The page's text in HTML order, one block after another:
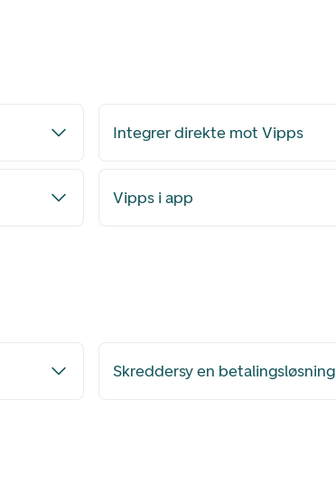
Integrer direkte mot Vipps
Vipps i app
Skreddersy en betalingsløsning